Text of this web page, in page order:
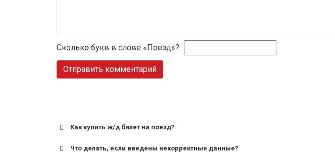
Сколько букв в слове «Поезд»?
Как купить ж/д билет на поезд?
Что делать, если введены некорректные данные?